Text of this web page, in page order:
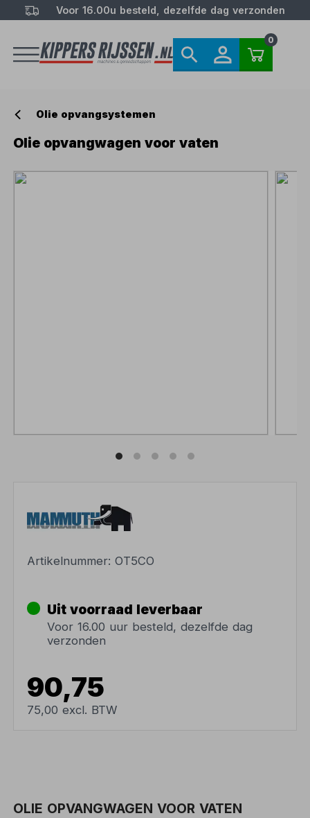
Voor 16.00u besteld, dezelfde dag verzonden
0
Olie opvangsystemen
Olie opvangwagen voor vaten
Artikelnummer:OT5CO
Uit voorraad leverbaar
Voor 16.00 uur besteld, dezelfde dag
verzonden
90,75
75,00 excl. BTW
OLIE OPVANGWAGEN VOOR VATEN